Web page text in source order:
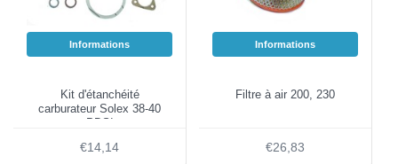
Informations
Kit d'étanchéité
carburateur Solex 38-40
PDSI
€14,14
Informations
Filtre à air 200, 230
€26,83